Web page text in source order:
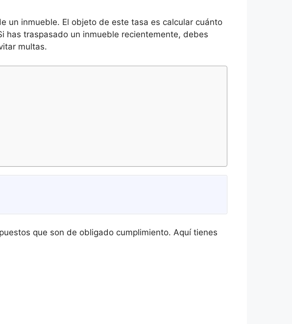
un inmueble. El objeto de este tasa es calcular cuánto
has traspasado un inmueble recientemente, debes
multas.
que son de obligado cumplimiento. Aquí tienes